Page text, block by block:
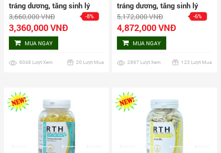
tráng dương, tăng sinh lý
nam Cir Bian Wan hộp 160
viên
3,660,000 VNĐ -8%
3,360,000 VNĐ
MUA NGAY
6048 Lượt Xem 20 Lượt Mua
tráng dương, tăng sinh lý
nam Cir Bian Wan hộp 240
viên
5,172,000 VNĐ -6%
4,872,000 VNĐ
MUA NGAY
2897 Lượt Xem 123 Lượt Mua